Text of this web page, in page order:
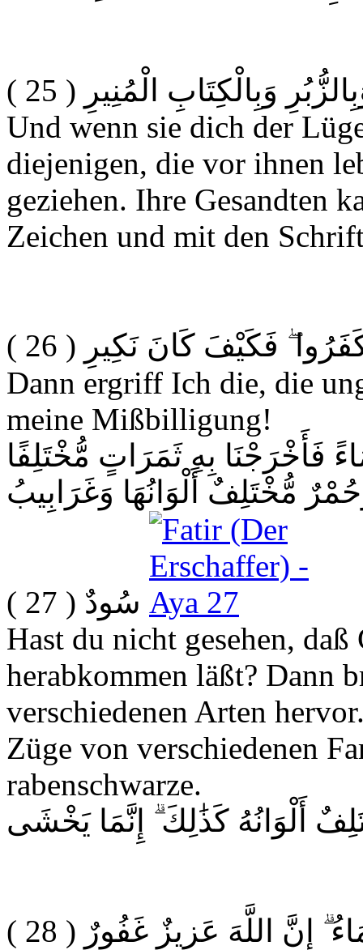
وَبِالْكِتَابِ الْمُنِيرِ ( 25 )
Und wenn sie dich der
diejenigen, die vor ihnen
geziehen. Ihre Gesandten
Zeichen und mit den
فَكَيْفَ كَانَ نَكِيرِ ( 26 )
Dann ergriff Ich die, die
meine Mißbilligung!
فَأَخْرَجْنَا بِهِ ثَمَرَاتٍ مُّخْتَلِفًا
مُّخْتَلِفٌ أَلْوَانُهَا وَغَرَابِيبُ
سُودٌ ( 27 )
Hast du nicht gesehen,
herabkommen läßt? Dann
verschiedenen Arten
Züge von verschiedenen
rabenschwarze.
أَلْوَانُهُ كَذَٰلِكَ ۗ إِنَّمَا يَخْشَى
إِنَّ اللَّهَ عَزِيزٌ غَفُورٌ ( 28 )